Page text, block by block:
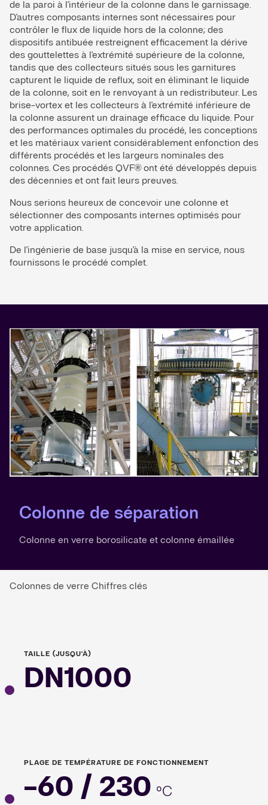
de la paroi à l'intérieur de la colonne dans le garnissage.
D'autres composants internes sont nécessaires pour
contrôler le flux de liquide hors de la colonne; des
dispositifs antibuée restreignent efficacement la dérive
des gouttelettes à l'extrémité supérieure de la colonne,
tandis que des collecteurs situés sous les garnitures
capturent le liquide de reflux, soit en éliminant le liquide
de la colonne, soit en le renvoyant à un redistributeur. Les
brise-vortex et les collecteurs à l'extrémité inférieure de
la colonne assurent un drainage efficace du liquide. Pour
des performances optimales du procédé, les conceptions
et les matériaux varient considérablement enfonction des
différents procédés et les largeurs nominales des
colonnes. Ces procédés QVF® ont été développés depuis
des décennies et ont fait leurs preuves.
Nous serions heureux de concevoir une colonne et
sélectionner des composants internes optimisés pour
votre application.
De l'ingénierie de base jusqu'à la mise en service, nous
fournissons le procédé complet.
Colonne de séparation
Colonne en verre borosilicate et colonne émaillée
Colonnes de verre Chiffres clés
TAILLE (JUSQU'À)
DN1000
PLAGE DE TEMPÉRATURE DE FONCTIONNEMENT
-60 / 230 °C